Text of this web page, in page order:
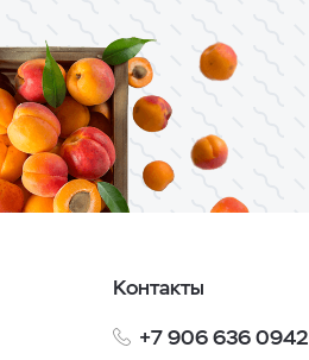
Контакты
+7 906 636 0942